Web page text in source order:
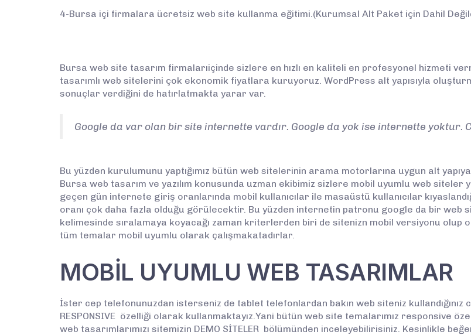
4-Bursa içi firmalara ücretsiz web site kullanma eğitimi.(Kurumsal Alt Paket için Dahil
Bursa web site tasarım firmalarıiçinde sizlere en hızlı en kaliteli en profesyonel hizmeti
tasarımlı web sitelerini çok ekonomik fiyatlara kuruyoruz. WordPress alt yapısıyla
sonuçlar verdiğini de hatırlatmakta yarar var.
Google da var olan bir site internette vardır. Google da yok ise internette yoktur.
Bu yüzden kurulumunu yaptığımız bütün web sitelerinin arama motorlarına uygun alt
Bursa web tasarım ve yazılım konusunda uzman ekibimiz sizlere mobil uyumlu web siteler
geçen gün internete giriş oranlarında mobil kullanıcılar ile masaüstü kullanıcılar
oranı çok daha fazla olduğu görülecektir. Bu yüzden internetin patronu google da bir
kelimesinde sıralamaya koyacağı zaman kriterlerden biri de sitenizn mobil versiyonu olup
tüm temalar mobil uyumlu olarak çalışmakatadırlar.
MOBİL UYUMLU WEB TASARIMLAR
İster cep telefonunuzdan isterseniz de tablet telefonlardan bakın web siteniz
RESPONSIVE özelliği olarak kullanmaktayız.Yani bütün web site temalarımız responsive
web tasarımlarımızı sitemizin DEMO SİTELER bölümünden inceleyebilirisiniz. Kesinlikle